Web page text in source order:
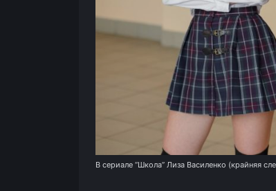
В сериале “Школа” Лиза Василенко (крайняя